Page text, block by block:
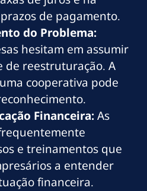
de pagamento.
do Problema:
hesitam em assumir
de reestruturação. A
cooperativa pode
Financeira:As
e treinamentos que
a entender
financeira.